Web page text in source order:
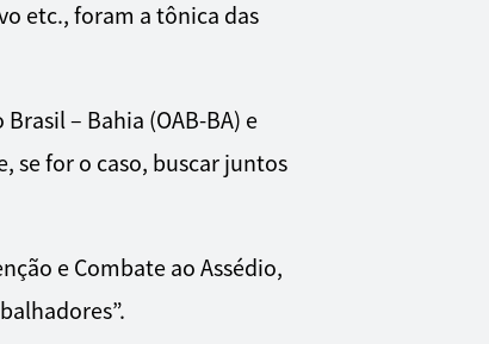
etc., foram a tônica das
– Bahia (OAB-BA) e
se for o caso, buscar juntos
e Combate ao Assédio,